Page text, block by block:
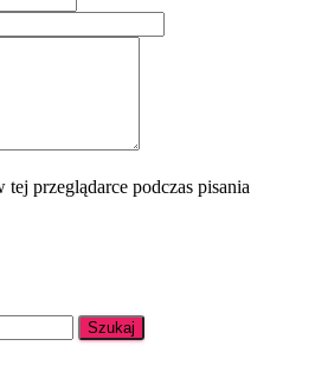
tej przeglądarce podczas pisania